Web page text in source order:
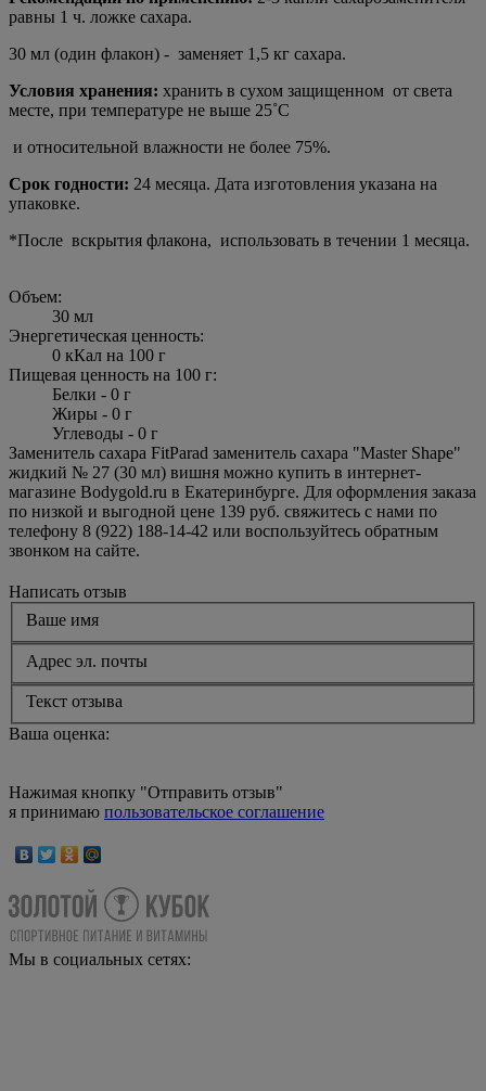
равны 1 ч. ложке сахара.
30 мл (один флакон) - заменяет 1,5 кг сахара.
Условия хранения: хранить в сухом защищенном от света
месте, при температуре не выше 25˚С
и относительной влажности не более 75%.
Срок годности: 24 месяца. Дата изготовления указана на
упаковке.
*После вскрытия флакона, использовать в течении 1 месяца.
Объем:
30 мл
Энергетическая ценность:
0 кКал на 100 г
Пищевая ценность на 100 г:
Белки - 0 г
Жиры - 0 г
Углеводы - 0 г
Заменитель сахара FitParad заменитель сахара "Master Shape"
жидкий № 27 (30 мл) вишня можно купить в интернет-
магазине Bodygold.ru в Екатеринбурге. Для оформления заказа
по низкой и выгодной цене 139 руб. свяжитесь с нами по
телефону 8 (922) 188-14-42 или воспользуйтесь обратным
звонком на сайте.
Написать отзыв
Ваше имя
Адрес эл. почты
Текст отзыва
Ваша оценка:
Нажимая кнопку "Отправить отзыв"
я принимаю пользовательское соглашение
Мы в социальных сетях: